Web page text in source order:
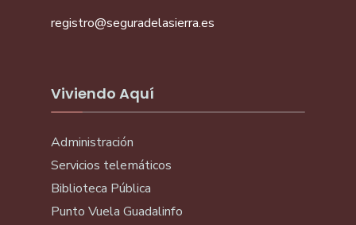
registro@seguradelasierra.es
Viviendo Aquí
Administración
Servicios telemáticos
Biblioteca Pública
Punto Vuela Guadalinfo